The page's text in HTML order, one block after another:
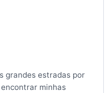
grandes estradas por
minhas